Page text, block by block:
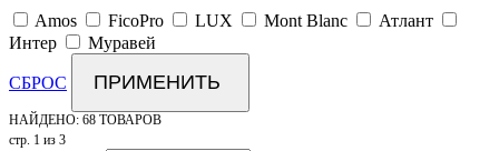
Amos FicoPro LUX Mont Blanc
Атлант
Интер
Муравей
СБРОС ПРИМЕНИТЬ
НАЙДЕНО: 68 ТОВАРОВ
стр. 1 из 3